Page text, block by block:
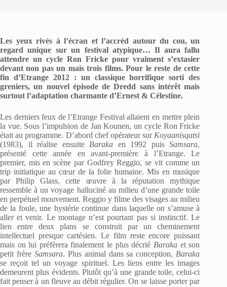
Les yeux rivés à l’écran et l’accréd autour du cou, un
regard unique sur un festival atypique… Il aura fallu
attendre un cycle Ron Fricke pour vraiment s’extasier
devant non pas un mais trois films. Pour le reste de cette
fin d’Etrange 2012 : un classique horrifique sorti des
greniers, un nouvel épisode de Dredd sans intérêt mais
surtout l’adaptation charmante d’Ernest & Célestine.
Les derniers feux de l’Etrange Festival allaient en mettre plein
la vue. Sous l’impulsion de Jan Kounen, un cycle Ron Fricke
était au programme. D’abord chef opérateur sur Koyaanisqatsi
(1983), il réalise ensuite Baraka en 1992 puisSamsara,
présenté cette année en avant-première à l’Etrange. Le
premier, mis en scène par Godfrey Reggio, se vit comme un
trip initiatique au cœur de la folie humaine. Mis en musique
par Philip Glass, cette œuvre à la réputation mythique
ressemble à un voyage halluciné au milieu d’une grande toile
en perpétuel mouvement. Reggio y filme des visages au milieu
de la foule, une hystérie continue dans laquelle on s’amuse à
aller et venir. Le montage n’est pourtant pas si instinctif. Le
lien entre deux plans se construit par un cheminement
intellectuel presque cartésien. Le film reste encore puissant
mais on lui préfèrera finalement le plus décrié Baraka et son
petit frère Samsara. Plus animal dans sa conception, Baraka
se reçoit tel un voyage spirituel. Les liens entre les images
demeurent plus évidents. Plutôt qu’à une grande toile, celui-ci
fait penser à un fleuve au débit régulier. On se laisse porter par